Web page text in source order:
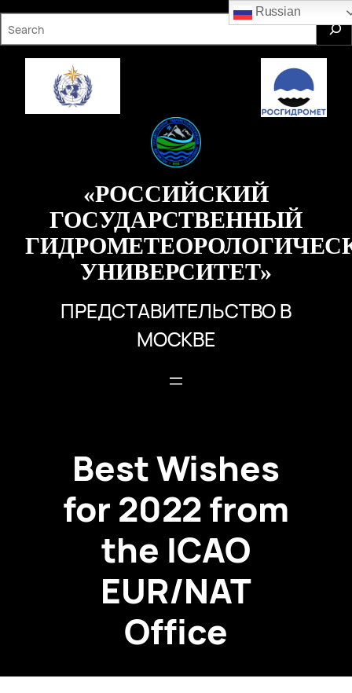
к
содержимому
S
r
«РОССИЙСКИЙ
ГОСУДАРСТВЕННЫЙ
УНИВЕРСИТЕТ»
ПРЕДСТАВИТЕЛЬСТВО В
МОСКВЕ
Best Wishes
for 2022 from
the ICAO
EUR/NAT
Office
Russian